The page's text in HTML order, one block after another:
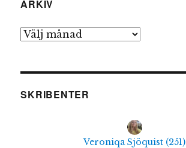
ARKIV
Arkiv
SKRIBENTER
Veroniqa Sjöquist (251)